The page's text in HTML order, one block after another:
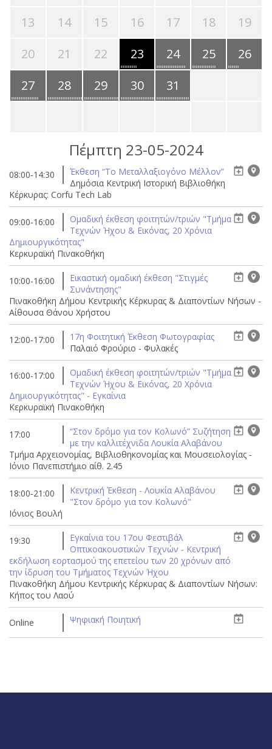
13 14 15 16 17 18
19
20
21 22 23 24 25
26
27
28 29 30 31
Πέμπτη 23-05-2024
08:00-14:30
Έκθεση “Το Μεταλλαξιογόνο Μέλλον”
Δημόσια Κεντρική Ιστορική Βιβλιοθήκη
Κέρκυρας: Corfu Tech Lab
09:00-16:00
Ομαδική έκθεση φοιτητών/τριών "Τμήμα
Τεχνών Ήχου & Εικόνας, 20 Χρόνια
Δημιουργικότητας"
Κερκυραϊκή Πινακοθήκη
10:00-16:00
Eικαστική ομαδική έκθεση "Στιγμές
Συνάντησης"
Πινακοθήκη Δήμου Κεντρικής Κέρκυρας & Διαποντίων Νήσων -
Αίθουσα Θάνου Χρήστου
12:00-17:00
17η Φοιτητική Έκθεση Φωτογραφίας
Παλαιό Φρούριο - Φυλακές
16:00-17:00
Ομαδική έκθεση φοιτητών/τριών "Τμήμα
Τεχνών Ήχου & Εικόνας, 20 Χρόνια
Δημιουργικότητας" - Εγκαίνια
Κερκυραϊκή Πινακοθήκη
17:00
“Στον δρόμο για τον Κολωνό” Συζήτηση
με την καλλιτέχνιδα Λουκία Αλαβάνου
Τμήμα Αρχειονομίας, Βιβλιοθηκονομίας και Μουσειολογίας -
Ιόνιο Πανεπιστήμιο αίθ. 2.45
18:00-21:00
Κεντρική Έκθεση - Λουκία Αλαβάνου
"Στον δρόμο για τον Κολωνό"
Ιόνιος Βουλή
19:30
Εγκαίνια του 17ου Φεστιβάλ
Οπτικοακουστικών Τεχνών - Κεντρική
εκδήλωση εορτασμού της επετείου των 20 χρόνων από
την ίδρυση του Τμήματος Τεχνών Ήχου
Πινακοθήκη Δήμου Κεντρικής Κέρκυρας & Διαποντίων Νήσων:
Κήπος του Λαού
Online Ψηφιακή Ποιητική